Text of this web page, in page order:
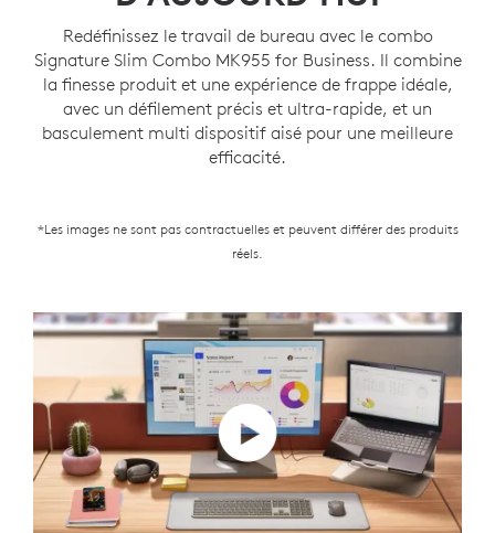
Redéfinissez le travail de bureau avec le combo
Signature Slim Combo MK955 for Business. Il combine
la finesse produit et une expérience de frappe idéale,
avec un défilement précis et ultra-rapide, et un
basculement multi dispositif aisé pour une meilleure
efficacité.
*Les images ne sont pas contractuelles et peuvent différer des produits
réels.